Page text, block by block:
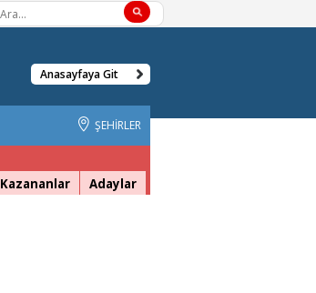
Anasayfaya Git
ŞEHİRLER
Kazananlar Adaylar